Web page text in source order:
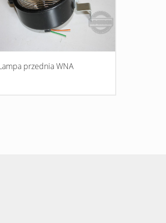
przednia WNA